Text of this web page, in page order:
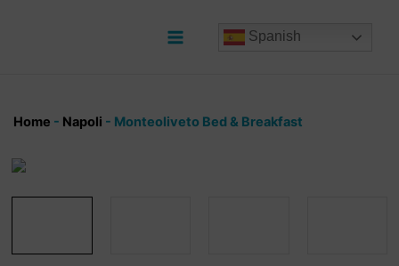
Spanish
Home - Napoli - Monteoliveto Bed & Breakfast